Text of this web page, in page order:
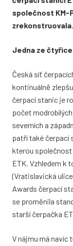
společnost KM-
Jedna ze
Česká síť
kontinuálně
čerpací stanic je
počet
severních a
patří také čerpací
kterou společnost
ETK. Vzhledem k
(Vratislavická
Awards čerpací
se proměnila
starší čerpačka
V nájmu má